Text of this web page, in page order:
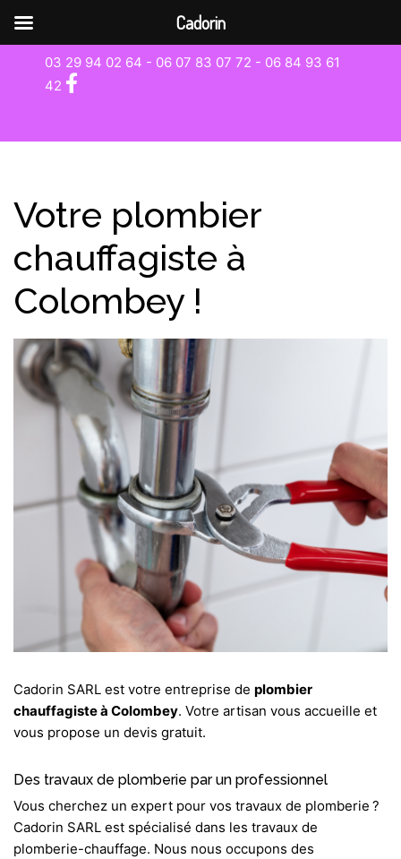
03 29 94 02 64 - 06 07 83 07 72 - 06 84 93 61
42
Votre plombier
chauffagiste à
Colombey !
Cadorin SARL est votre entreprise de plombier
chauffagiste à Colombey. Votre artisan vous accueille et
vous propose un devis gratuit.
Des travaux de plomberie par un professionnel
Vous cherchez un expert pour vos travaux de plomberie ?
Cadorin SARL est spécialisé dans les travaux de
plomberie-chauffage. Nous nous occupons des
Cadorin